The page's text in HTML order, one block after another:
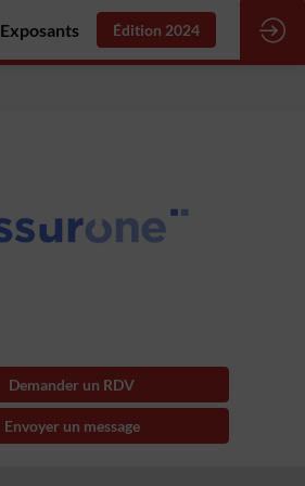
Exposants Édition 2024
Demander un RDV
Envoyer un message